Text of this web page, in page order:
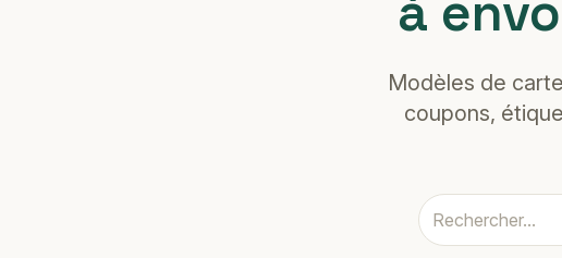
Modèles de
coupons,